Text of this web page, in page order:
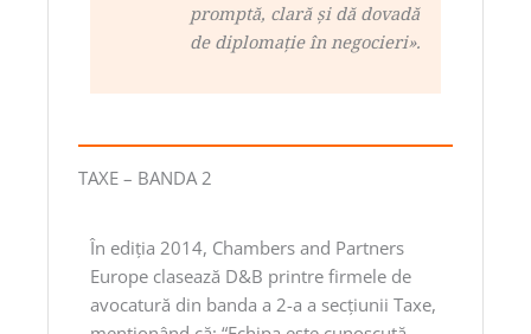
promptă, clară şi dă dovadă
de diplomaţie în negocieri».
TAXE – BANDA 2
În ediţia 2014, Chambers and Partners
Europe clasează D&B printre firmele de
avocatură din banda a 2-a a secţiunii Taxe,